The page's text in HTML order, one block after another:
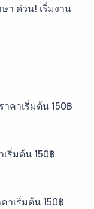
า ด่วน! เริ่มงาน
คาเริ่มต้น 150฿
ริ่มต้น 150฿
เริ่มต้น 150฿